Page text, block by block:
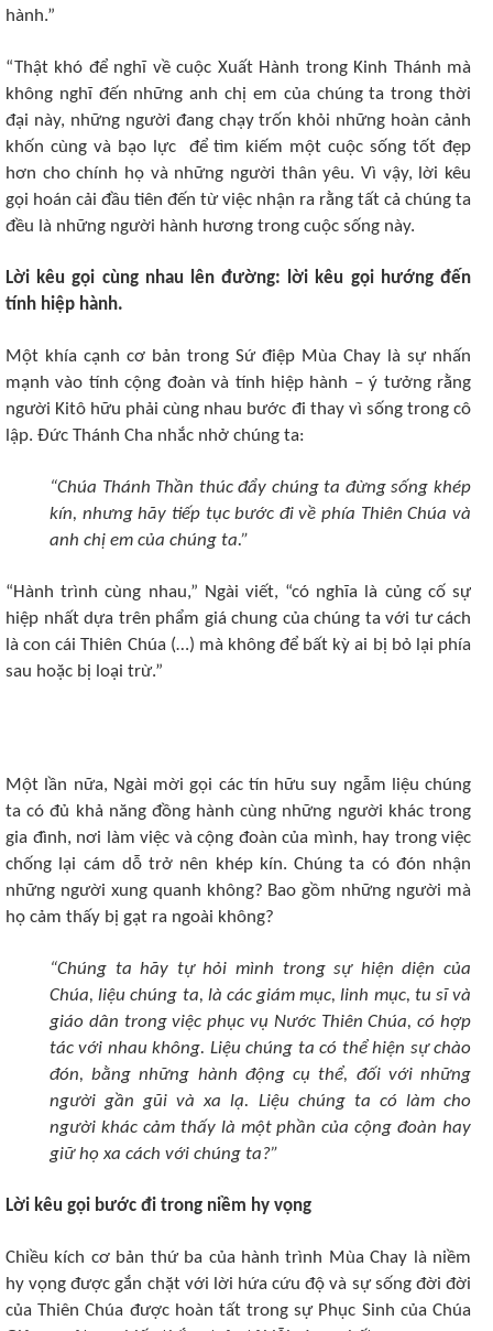
hành.”
“Thật khó để nghĩ về cuộc Xuất Hành trong Kinh Thánh mà
không nghĩ đến những anh chị em của chúng ta trong thời
đại này, những người đang chạy trốn khỏi những hoàn cảnh
khốn cùng và bạo lực để tìm kiếm một cuộc sống tốt đẹp
hơn cho chính họ và những người thân yêu. Vì vậy, lời kêu
gọi hoán cải đầu tiên đến từ việc nhận ra rằng tất cả chúng ta
đều là những người hành hương trong cuộc sống này.
Lời kêu gọi cùng nhau lên đường: lời kêu gọi hướng đến
tính hiệp hành.
Một khía cạnh cơ bản trong Sứ điệp Mùa Chay là sự nhấn
mạnh vào tính cộng đoàn và tính hiệp hành – ý tưởng rằng
người Kitô hữu phải cùng nhau bước đi thay vì sống trong cô
lập. Đức Thánh Cha nhắc nhở chúng ta:
“Chúa Thánh Thần thúc đẩy chúng ta đừng sống khép
kín, nhưng hãy tiếp tục bước đi về phía Thiên Chúa và
anh chị em của chúng ta.”
“Hành trình cùng nhau,” Ngài viết, “có nghĩa là củng cố sự
hiệp nhất dựa trên phẩm giá chung của chúng ta với tư cách
là con cái Thiên Chúa (…) mà không để bất kỳ ai bị bỏ lại phía
sau hoặc bị loại trừ.”
Một lần nữa, Ngài mời gọi các tín hữu suy ngẫm liệu chúng
ta có đủ khả năng đồng hành cùng những người khác trong
gia đình, nơi làm việc và cộng đoàn của mình, hay trong việc
chống lại cám dỗ trở nên khép kín. Chúng ta có đón nhận
những người xung quanh không? Bao gồm những người mà
họ cảm thấy bị gạt ra ngoài không?
“Chúng ta hãy tự hỏi mình trong sự hiện diện của
Chúa, liệu chúng ta, là các giám mục, linh mục, tu sĩ và
giáo dân trong việc phục vụ Nước Thiên Chúa, có hợp
tác với nhau không. Liệu chúng ta có thể hiện sự chào
đón, bằng những hành động cụ thể, đối với những
người gần gũi và xa lạ. Liệu chúng ta có làm cho
người khác cảm thấy là một phần của cộng đoàn hay
giữ họ xa cách với chúng ta?”
Lời kêu gọi bước đi trong niềm hy vọng
Chiều kích cơ bản thứ ba của hành trình Mùa Chay là niềm
hy vọng được gắn chặt với lời hứa cứu độ và sự sống đời đời
của Thiên Chúa được hoàn tất trong sự Phục Sinh của Chúa